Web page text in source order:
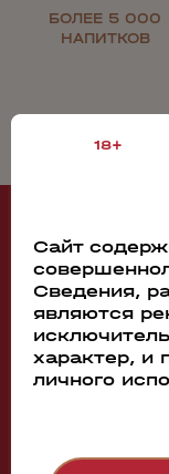
БОЛЕЕ 5 000
НАПИТКОВ
18+
Сайт
Сведения,
являются
характер, и
личного